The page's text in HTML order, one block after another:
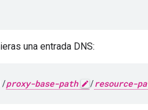
una entrada DNS:
proxy-base-path /resource-